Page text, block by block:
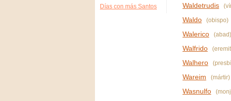
Waldetrudis
Waldo (obispo)
Walerico (abad)
Walfrido
Walhero
Wareim (mártir)
Wasnulfo
Días con más Santos